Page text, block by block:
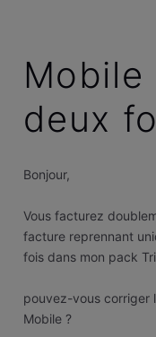
Mobile
deux
Bonjour,
Vous facturez
facture reprennant
fois dans mon pack
pouvez-vous corriger
Mobile ?